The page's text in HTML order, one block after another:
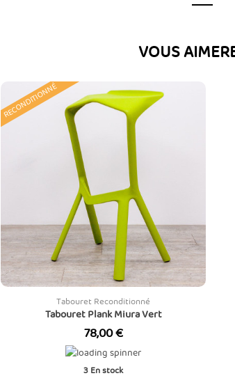
VOUS
RECONDITIONNÉ
Tabouret Reconditionné
Tabouret Plank Miura Vert
Prix
78,00 €
3 En stock